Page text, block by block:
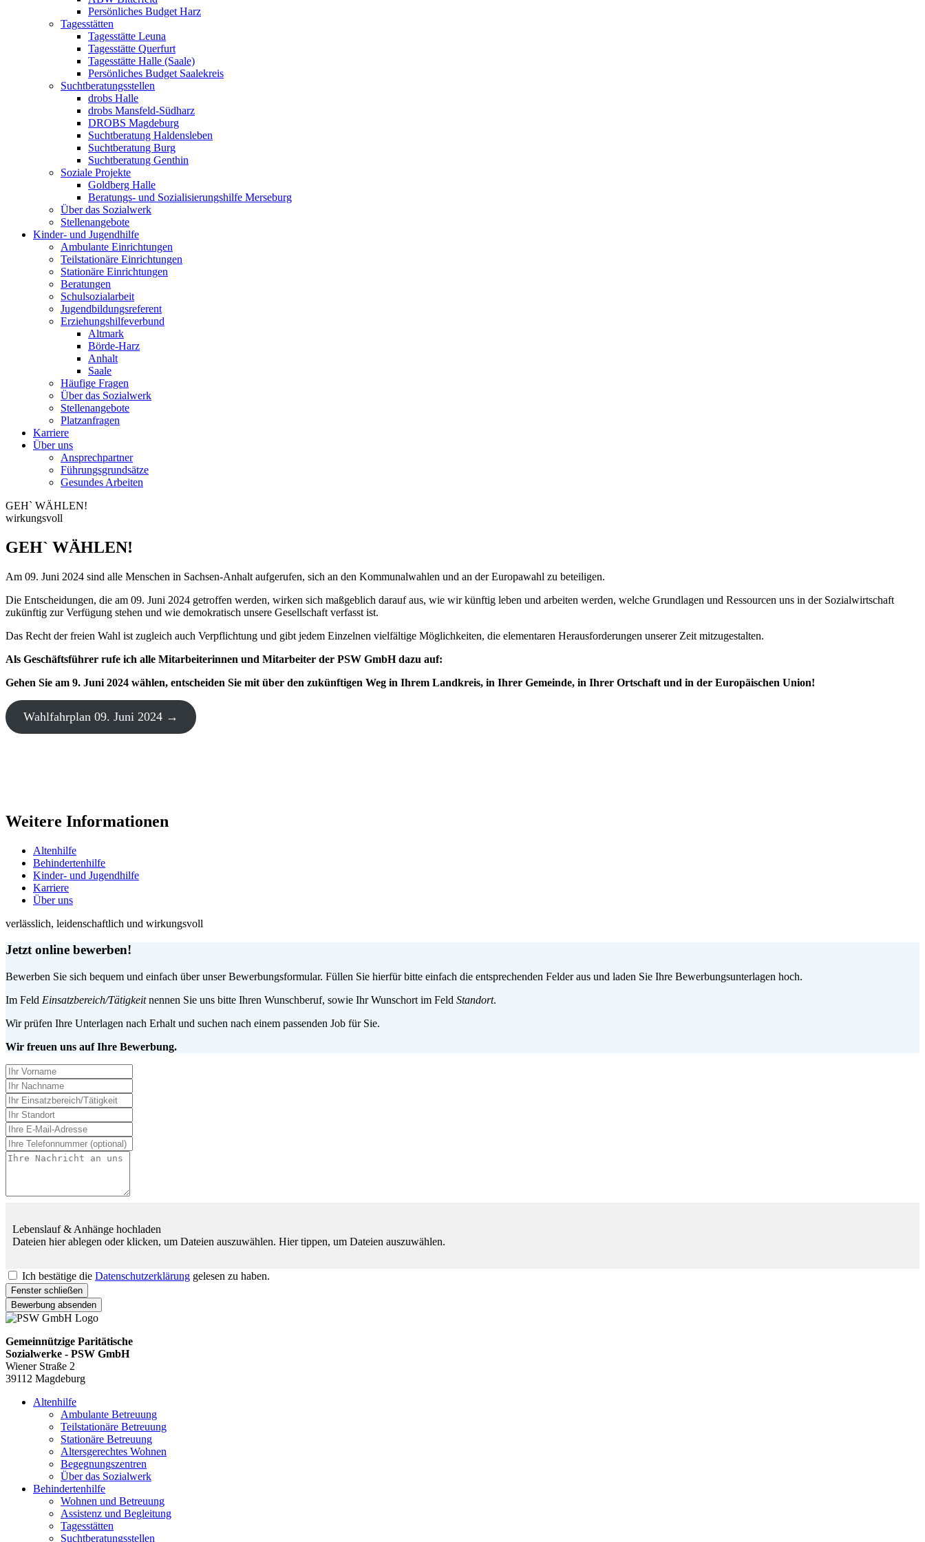
Persönliches Budget Harz
Tagesstätten
Tagesstätte Leuna
Tagesstätte Querfurt
Tagesstätte Halle (Saale)
Persönliches Budget Saalekreis
Suchtberatungsstellen
drobs Halle
drobs Mansfeld-Südharz
DROBS Magdeburg
Suchtberatung Haldensleben
Suchtberatung Burg
Suchtberatung Genthin
Soziale Projekte
Goldberg Halle
Beratungs- und Sozialisierungshilfe Merseburg
Über das Sozialwerk
Stellenangebote
Kinder- und Jugendhilfe
Ambulante Einrichtungen
Teilstationäre Einrichtungen
Stationäre Einrichtungen
Beratungen
Schulsozialarbeit
Jugendbildungsreferent
Erziehungshilfeverbund
Altmark
Börde-Harz
Anhalt
Saale
Häufige Fragen
Über das Sozialwerk
Stellenangebote
Platzanfragen
Karriere
Über uns
Ansprechpartner
Führungsgrundsätze
Gesundes Arbeiten
GEH` WÄHLEN!
wirkungsvoll
GEH` WÄHLEN!
Am 09. Juni 2024 sind alle Menschen in Sachsen-Anhalt aufgerufen, sich an den Kommunalwahlen und an der Europawahl zu beteiligen.
Die Entscheidungen, die am 09. Juni 2024 getroffen werden, wirken sich maßgeblich darauf aus, wie wir künftig leben und arbeiten werden, welche Grundlagen und Ressourcen uns in der Sozialwirtschaft
zukünftig zur Verfügung stehen und wie demokratisch unsere Gesellschaft verfasst ist.
Das Recht der freien Wahl ist zugleich auch Verpflichtung und gibt jedem Einzelnen vielfältige Möglichkeiten, die elementaren Herausforderungen unserer Zeit mitzugestalten.
Als Geschäftsführer rufe ich alle Mitarbeiterinnen und Mitarbeiter der PSW GmbH dazu auf:
Gehen Sie am 9. Juni 2024 wählen, entscheiden Sie mit über den zukünftigen Weg in Ihrem Landkreis, in Ihrer Gemeinde, in Ihrer Ortschaft und in der Europäischen Union!
Wahlfahrplan 09. Juni 2024 →
Weitere Informationen
Altenhilfe
Behindertenhilfe
Kinder- und Jugendhilfe
Karriere
Über uns
verlässlich, leidenschaftlich und wirkungsvoll
Jetzt online bewerben!
Bewerben Sie sich bequem und einfach über unser Bewerbungsformular. Füllen Sie hierfür bitte einfach die entsprechenden Felder aus und laden Sie Ihre Bewerbungsunterlagen hoch.
Im Feld Einsatzbereich/Tätigkeitnennen Sie uns bitte Ihren Wunschberuf, sowie Ihr Wunschort im Feld Standort.
Wir prüfen Ihre Unterlagen nach Erhalt und suchen nach einem passenden Job für Sie.
Wir freuen uns auf Ihre Bewerbung.
Lebenslauf & Anhänge hochladen
Dateien hier ablegen oder klicken, um Dateien auszuwählen. Hier tippen, um Dateien auszuwählen.
Ich bestätige die Datenschutzerklärung gelesen zu haben.
Fenster schließen
Bewerbung absenden
Gemeinnützige Paritätische
Sozialwerke - PSW GmbH
Wiener Straße 2
39112 Magdeburg
Altenhilfe
Ambulante Betreuung
Teilstationäre Betreuung
Stationäre Betreuung
Altersgerechtes Wohnen
Begegnungszentren
Über das Sozialwerk
Behindertenhilfe
Wohnen und Betreuung
Assistenz und Begleitung
Tagesstätten
Suchtberatungsstellen